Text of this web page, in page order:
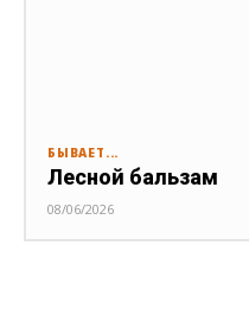
БЫВАЕТ...
Лесной бальзам
08/06/2026